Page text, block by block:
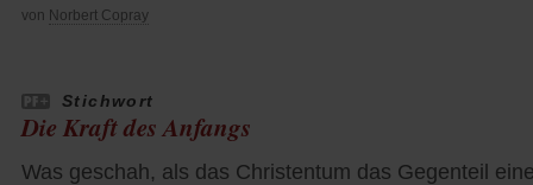
von Norbert Copray
Stichwort
Die Kraft des Anfangs
Was geschah, als das Christentum das Gegenteil